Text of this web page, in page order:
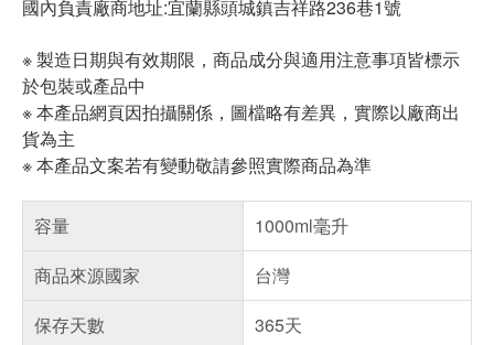
國內負責廠商地址:宜蘭縣頭城鎮吉祥路236巷1號
※ 製造日期與有效期限，商品成分與適用注意事項皆標示
於包裝或產品中
※ 本產品網頁因拍攝關係，圖檔略有差異，實際以廠商出
貨為主
※ 本產品文案若有變動敬請參照實際商品為準
容量
1000ml毫升
商品來源國家
台灣
保存天數
365天